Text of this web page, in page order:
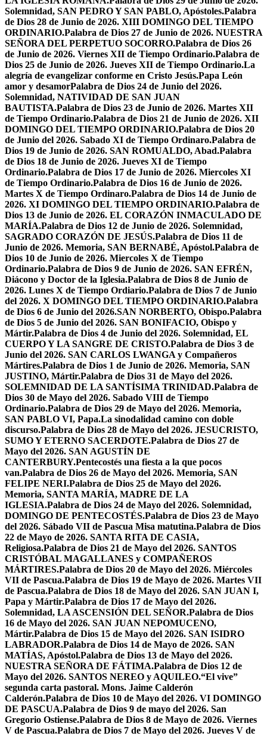
Solemnidad, SAN PEDRO Y SAN PABLO, Apóstoles.Palabra
de Dios 28 de Junio de 2026. XIII DOMINGO DEL TIEMPO
ORDINARIO.Palabra de Dios 27 de Junio de 2026. NUESTRA
SEÑORA DEL PERPETUO SOCORRO.Palabra de Dios 26
de Junio de 2026. Viernes XII de Tiempo Ordinario.Palabra de
Dios 25 de Junio de 2026. Jueves XII de Tiempo Ordinario.La
alegría de evangelizar conforme en Cristo Jesús.Papa León
amor y desamorPalabra de Dios 24 de Junio del 2026.
Solemnidad, NATIVIDAD DE SAN JUAN
BAUTISTA.Palabra de Dios 23 de Junio de 2026. Martes XII
de Tiempo Ordinario.Palabra de Dios 21 de Junio de 2026. XII
DOMINGO DEL TIEMPO ORDINARIO.Palabra de Dios 20
de Junio del 2026. Sabado XI de Tiempo Ordinaro.Palabra de
Dios 19 de Junio de 2026. SAN ROMUALDO, Abad.Palabra
de Dios 18 de Junio de 2026. Jueves XI de Tiempo
Ordinario.Palabra de Dios 17 de Junio de 2026. Miercoles XI
de Tiempo Ordinario.Palabra de Dios 16 de Junio de 2026.
Martes X de Tiempo Ordinaro.Palabra de Dios 14 de Junio de
2026. XI DOMINGO DEL TIEMPO ORDINARIO.Palabra de
Dios 13 de Junio de 2026. EL CORAZÓN INMACULADO DE
MARÍA.Palabra de Dios 12 de Junio de 2026. Solemnidad,
SAGRADO CORAZÓN DE JESÚS.Palabra de Dios 11 de
Junio de 2026. Memoria, SAN BERNABÉ, Apóstol.Palabra de
Dios 10 de Junio de 2026. Miercoles X de Tiempo
Ordinario.Palabra de Dios 9 de Junio de 2026. SAN EFRÉN,
Diácono y Doctor de la Iglesia.Palabra de Dios 8 de Junio de
2026. Lunes X de Tiempo Ordiario.Palabra de Dios 7 de Junio
del 2026. X DOMINGO DEL TIEMPO ORDINARIO.Palabra
de Dios 6 de Junio del 2026.SAN NORBERTO, Obispo.Palabra
de Dios 5 de Junio del 2026. SAN BONIFACIO, Obispo y
Mártir.Palabra de Dios 4 de Junio del 2026. Solemnidad, EL
CUERPO Y LA SANGRE DE CRISTO.Palabra de Dios 3 de
Junio del 2026. SAN CARLOS LWANGA y Compañeros
Mártires.Palabra de Dios 1 de Junio de 2026. Memoria, SAN
JUSTINO, Mártir.Palabra de Dios 31 de Mayo del 2026.
SOLEMNIDAD DE LA SANTÍSIMA TRINIDAD.Palabra de
Dios 30 de Mayo del 2026. Sabado VIII de Tiempo
Ordinario.Palabra de Dios 29 de Mayo del 2026. Memoria,
SAN PABLO VI, Papa.La sinodalidad camino con doble
discurso.Palabra de Dios 28 de Mayo del 2026. JESUCRISTO,
SUMO Y ETERNO SACERDOTE.Palabra de Dios 27 de
Mayo del 2026. SAN AGUSTÍN DE
CANTERBURY.Pentecostés una fiesta a la que pocos
van.Palabra de Dios 26 de Mayo del 2026. Memoria, SAN
FELIPE NERI.Palabra de Dios 25 de Mayo del 2026.
Memoria, SANTA MARÍA, MADRE DE LA
IGLESIA.Palabra de Dios 24 de Mayo del 2026. Solemnidad,
DOMINGO DE PENTECOSTÉS.Palabra de Dios 23 de Mayo
del 2026. Sábado VII de Pascua Misa matutina.Palabra de Dios
22 de Mayo de 2026. SANTA RITA DE CASIA,
Religiosa.Palabra de Dios 21 de Mayo del 2026. SANTOS
CRISTÓBAL MAGALLANES y COMPAÑEROS
MÁRTIRES.Palabra de Dios 20 de Mayo del 2026. Miércoles
VII de Pascua.Palabra de Dios 19 de Mayo de 2026. Martes VII
de Pascua.Palabra de Dios 18 de Mayo del 2026. SAN JUAN I,
Papa y Mártir.Palabra de Dios 17 de Mayo del 2026.
Solemnidad, LA ASCENSIÓN DEL SEÑOR.Palabra de Dios
16 de Mayo del 2026. SAN JUAN NEPOMUCENO,
Mártir.Palabra de Dios 15 de Mayo del 2026. SAN ISIDRO
LABRADOR.Palabra de Dios 14 de Mayo de 2026. SAN
MATÍAS, Apóstol.Palabra de Dios 13 de Mayo del 2026.
NUESTRA SEÑORA DE FÁTIMA.Palabra de Dios 12 de
Mayo del 2026. SANTOS NEREO y AQUILEO.“El vive”
segunda carta pastoral. Mons. Jaime Calderón
Calderón.Palabra de Dios 10 de Mayo del 2026. VI DOMINGO
DE PASCUA.Palabra de Dios 9 de mayo del 2026. San
Gregorio Ostiense.Palabra de Dios 8 de Mayo de 2026. Viernes
V de Pascua.Palabra de Dios 7 de Mayo del 2026. Jueves V de